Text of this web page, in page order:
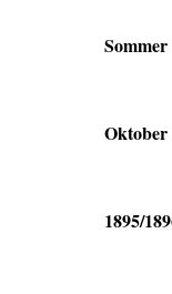
Sommer
Oktober
1895/